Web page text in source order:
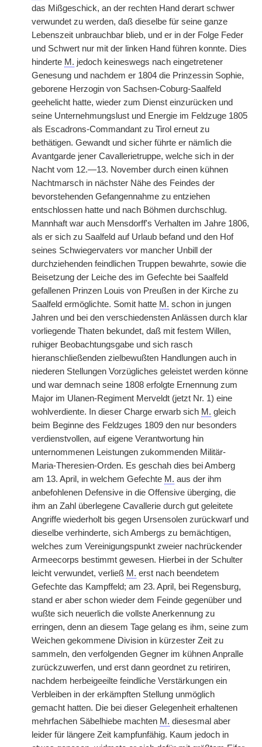
das Mißgeschick, an der rechten Hand derart schwer
verwundet zu werden, daß dieselbe für seine ganze
Lebenszeit unbrauchbar blieb, und er in der Folge Feder
und Schwert nur mit der linken Hand führen konnte. Dies
hinderte M. jedoch keineswegs nach eingetretener
Genesung und nachdem er 1804 die Prinzessin Sophie,
geborene Herzogin von Sachsen-Coburg-Saalfeld
geehelicht hatte, wieder zum Dienst einzurücken und
seine Unternehmungslust und Energie im Feldzuge 1805
als Escadrons-Commandant zu Tirol erneut zu
bethätigen. Gewandt und sicher führte er nämlich die
Avantgarde jener Cavallerietruppe, welche sich in der
Nacht vom 12.—13. November durch einen kühnen
Nachtmarsch in nächster Nähe des Feindes der
bevorstehenden Gefangennahme zu entziehen
entschlossen hatte und nach Böhmen durchschlug.
Mannhaft war auch Mensdorff's Verhalten im Jahre 1806,
als er sich zu Saalfeld auf Urlaub befand und den Hof
seines Schwiegervaters vor mancher Unbill der
durchziehenden feindlichen Truppen bewahrte, sowie die
Beisetzung der Leiche des im Gefechte bei Saalfeld
gefallenen Prinzen Louis von Preußen in der Kirche zu
Saalfeld ermöglichte. Somit hatte M. schon in jungen
Jahren und bei den verschiedensten Anlässen durch klar
vorliegende Thaten bekundet, daß mit festem Willen,
ruhiger Beobachtungsgabe und sich rasch
hieranschließenden zielbewußten Handlungen auch in
niederen Stellungen Vorzügliches geleistet werden könne
und war demnach seine 1808 erfolgte Ernennung zum
Major im Ulanen-Regiment Merveldt (jetzt Nr. 1) eine
wohlverdiente. In dieser Charge erwarb sich M. gleich
beim Beginne des Feldzuges 1809 den nur besonders
verdienstvollen, auf eigene Verantwortung hin
unternommenen Leistungen zukommenden Militär-
Maria-Theresien-Orden. Es geschah dies bei Amberg
am 13. April, in welchem Gefechte M. aus der ihm
anbefohlenen Defensive in die Offensive überging, die
ihm an Zahl überlegene Cavallerie durch gut geleitete
Angriffe wiederholt bis gegen Ursensolen zurückwarf und
dieselbe verhinderte, sich Ambergs zu bemächtigen,
welches zum Vereinigungspunkt zweier nachrückender
Armeecorps bestimmt gewesen. Hierbei in der Schulter
leicht verwundet, verließ M. erst nach beendetem
Gefechte das Kampffeld; am 23. April, bei Regensburg,
stand er aber schon wieder dem Feinde gegenüber und
wußte sich neuerlich die vollste Anerkennung zu
erringen, denn an diesem Tage gelang es ihm, seine zum
Weichen gekommene Division in kürzester Zeit zu
sammeln, den verfolgenden Gegner im kühnen Anpralle
zurückzuwerfen, und erst dann geordnet zu retiriren,
nachdem herbeigeeilte feindliche Verstärkungen ein
Verbleiben in der erkämpften Stellung unmöglich
gemacht hatten. Die bei dieser Gelegenheit erhaltenen
mehrfachen Säbelhiebe machten M. diesesmal aber
leider für längere Zeit kampfunfähig. Kaum jedoch in